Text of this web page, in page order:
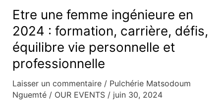
Etre une femme ingénieure en
2024 : formation, carrière, défis,
équilibre vie personnelle et
professionnelle
Laisser un commentaire / Pulchérie Matsodoum
Nguemté / OUR EVENTS/ juin 30, 2024